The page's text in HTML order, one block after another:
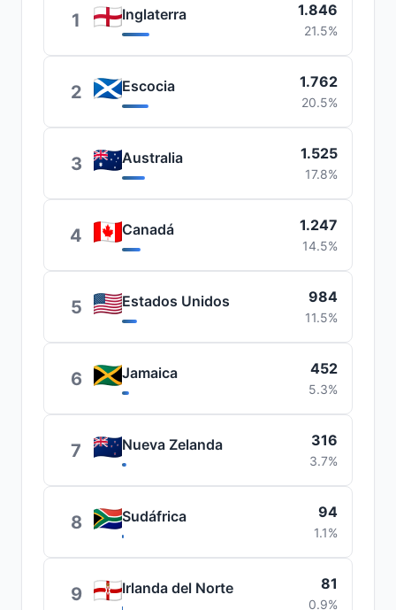
1 Inglaterra 1.846
21.5%
2 Escocia 1.762
20.5%
3 Australia 1.525
17.8%
4 Canadá 1.247
14.5%
5 Estados Unidos 984
11.5%
6 Jamaica 452
5.3%
7 Nueva Zelanda 316
3.7%
8 Sudáfrica 94
1.1%
9 Irlanda del Norte 81
0.9%